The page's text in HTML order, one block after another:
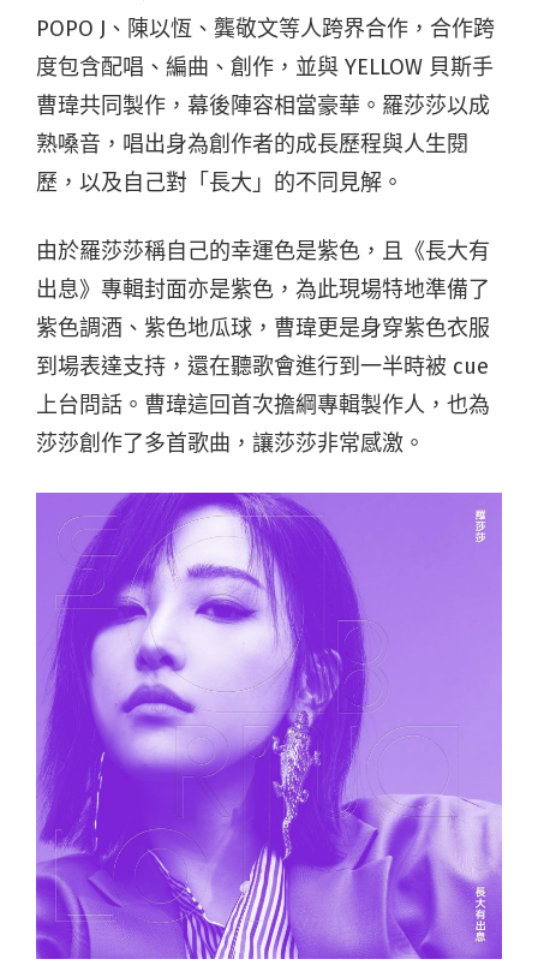
POPO J、陳以恆、龔敬文等人跨界合作，合作跨
度包含配唱、編曲、創作，並與 YELLOW 貝斯手
曹瑋共同製作，幕後陣容相當豪華。羅莎莎以成
熟嗓音，唱出身為創作者的成長歷程與人生閱
歷，以及自己對「長大」的不同見解。
由於羅莎莎稱自己的幸運色是紫色，且《長大有
出息》專輯封面亦是紫色，為此現場特地準備了
紫色調酒、紫色地瓜球，曹瑋更是身穿紫色衣服
到場表達支持，還在聽歌會進行到一半時被 cue
上台問話。曹瑋這回首次擔綱專輯製作人，也為
莎莎創作了多首歌曲，讓莎莎非常感激。